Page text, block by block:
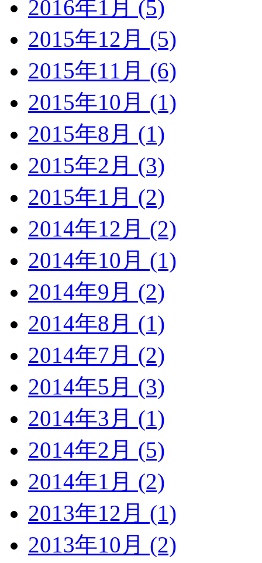
2016年1月 (5)
2015年12月 (5)
2015年11月 (6)
2015年10月 (1)
2015年8月 (1)
2015年2月 (3)
2015年1月 (2)
2014年12月 (2)
2014年10月 (1)
2014年9月 (2)
2014年8月 (1)
2014年7月 (2)
2014年5月 (3)
2014年3月 (1)
2014年2月 (5)
2014年1月 (2)
2013年12月 (1)
2013年10月 (2)